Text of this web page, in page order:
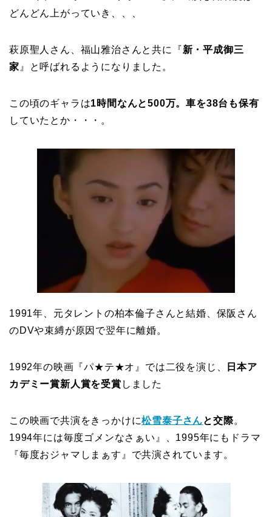
どんどん上がっていき、、、
萩原聖人さん、福山雅治さんと共に『 新・平成御三
家』と呼ばれるようになりました。
この頃のギャラは1時間なんと500万。車を38台も保有
していたとか・・・。
1991年、元タレントの柏本倫子さんと結婚、保阪さん
のDVや束縛が原因で翌年に離婚。
1992年の映画『パ★テ★オ』では二役を演じ、
日本ア
カデミー賞新人賞を受賞 しました
この映画で共演をきっかけに松雪泰子さんと交際。
1994年には毎度ゴメンなさぁい』、1995年にもドラマ
『毎度おジャマしまぁす』で共演されています。